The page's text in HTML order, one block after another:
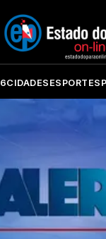
CIDADES ESPORTES